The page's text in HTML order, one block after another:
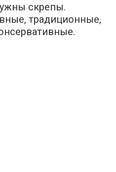
скрепы.
традиционные,